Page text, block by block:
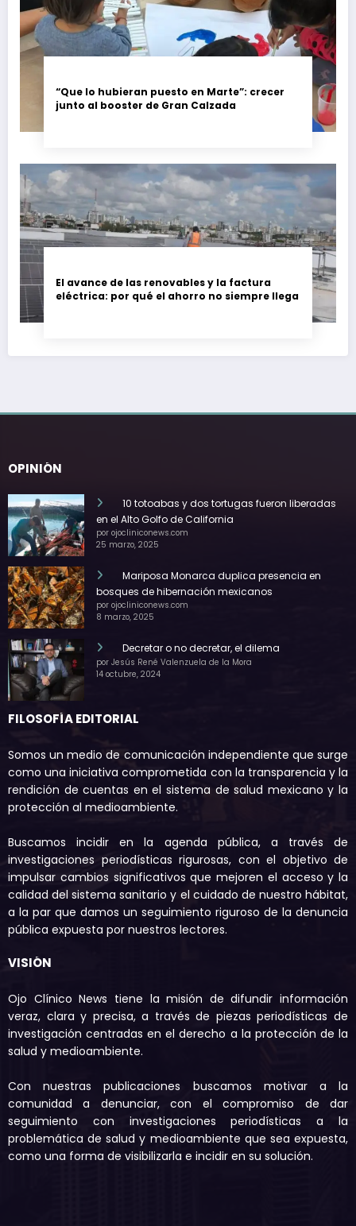
“Que lo hubieran puesto en Marte”: crecer
junto al booster de Gran Calzada
El avance de las renovables y la factura
eléctrica: por qué el ahorro no siempre llega
OPINIÓN
10 totoabas y dos tortugas fueron liberadas
en el Alto Golfo de California
por ojocliniconews.com
25 marzo, 2025
Mariposa Monarca duplica presencia en
bosques de hibernación mexicanos
por ojocliniconews.com
8 marzo, 2025
Decretar o no decretar, el dilema
por Jesús René Valenzuela de la Mora
14 octubre, 2024
FILOSOFÍA EDITORIAL
Somos un medio de comunicación independiente que surge
como una iniciativa comprometida con la transparencia y la
rendición de cuentas en el sistema de salud mexicano y la
protección al medioambiente.
Buscamos incidir en la agenda pública, a través de
investigaciones periodísticas rigurosas, con el objetivo de
impulsar cambios significativos que mejoren el acceso y la
calidad del sistema sanitario y el cuidado de nuestro hábitat,
a la par que damos un seguimiento riguroso de la denuncia
pública expuesta por nuestros lectores.
VISIÓN
Ojo Clínico News tiene la misión de difundir información
veraz, clara y precisa, a través de piezas periodísticas de
investigación centradas en el derecho a la protección de la
salud y medioambiente.
Con nuestras publicaciones buscamos motivar a la
comunidad a denunciar, con el compromiso de dar
seguimiento con investigaciones periodísticas a la
problemática de salud y medioambiente que sea expuesta,
como una forma de visibilizarla e incidir en su solución.